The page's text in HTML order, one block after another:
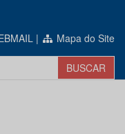
| Mapa do Site